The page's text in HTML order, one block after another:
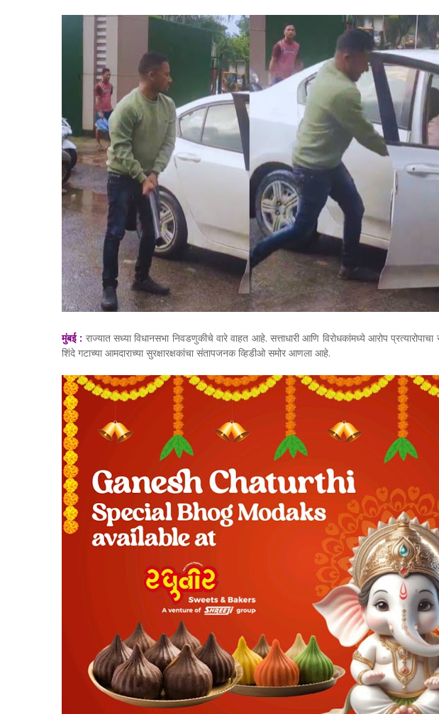
मुंबई : राज्यात सध्या विधानसभा निवडणुकीचे वारे वाहत आहे. सत्ताधारी आणि विरोधकांमध्ये आरोप
शिंदे गटाच्या आमदाराच्या सुरक्षारक्षकांचा संतापजनक व्हिडीओ समोर आणला आहे.